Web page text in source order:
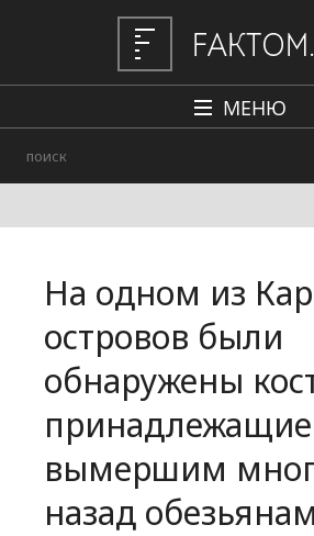
МЕНЮ
Авто
Происшествия
Редакция
На одном из
островов были
обнаружены
принадлежащие
вымершим
назад обезьянам